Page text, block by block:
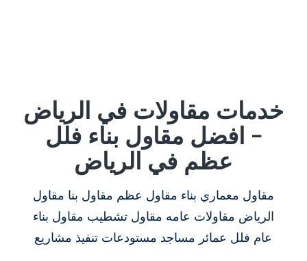
خدمات مقاولات في الرياض
– افضل مقاول بناء فلل
عظم في الرياض
مقاول معماري بناء مقاول عظم مقاول بنا مقاول
الرياض مقاولات عامه مقاول تشطيب مقاول بناء
عام فلل عمائر مساجد مستودعات تنفيذ مشاريع